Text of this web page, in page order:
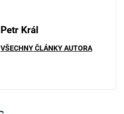
Petr Král
VŠECHNY ČLÁNKY AUTORA